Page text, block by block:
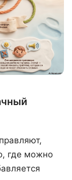
где можно